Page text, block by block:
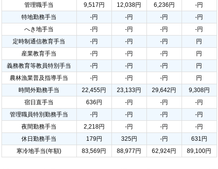
管理職手当
9,517円 12,038円 6,236円
-円
特地勤務手当
-円 -円 -円
-円
へき地手当
-円 -円 -円
-円
定時制通信教育手当
-円 -円 -円
円
産業教育手当
-円 -円 -円
円
義務教育等教員特別手当
-円 -円 -円
円
農林漁業普及指導手当
-円 -円 -円
円
時間外勤務手当
22,455円 23,133円 29,642円
9,308円
宿日直手当
636円 -円 -円
-円
管理職員特別勤務手当
-円 -円 -円
-円
夜間勤務手当
2,218円 -円 -円
-円
休日勤務手当
179円 325円 -円
631円
寒冷地手当(年額)
83,569円 88,977円 62,924円 89,100円